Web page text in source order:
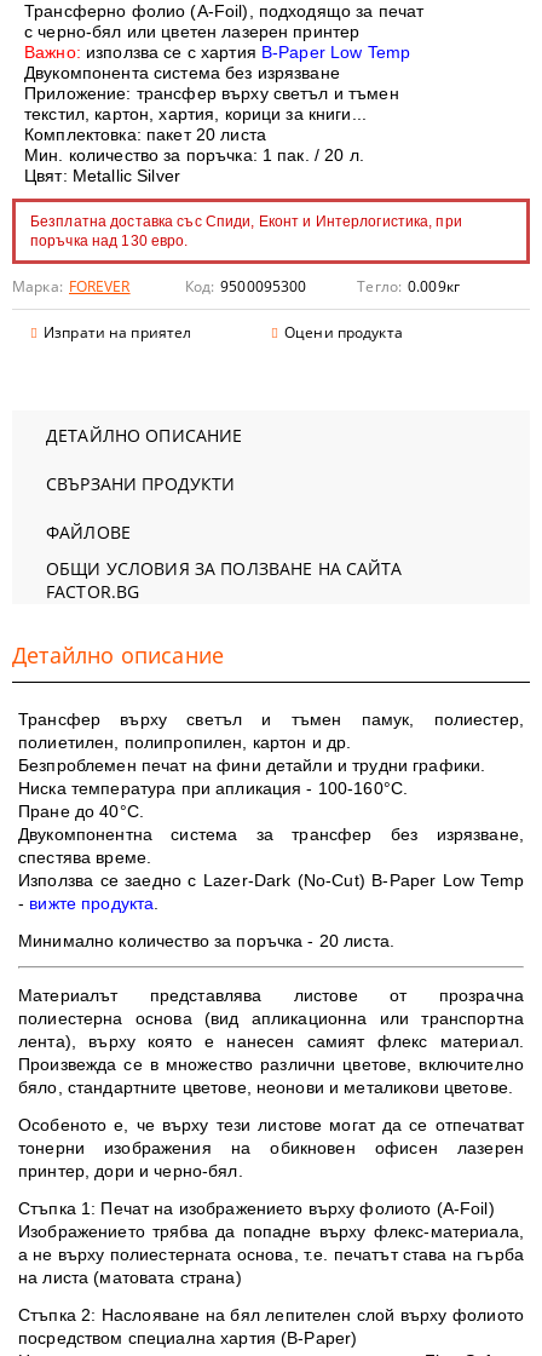
Трансферно фолио (A-Foil), подходящо за печат
с черно-бял или цветен лазерен принтер
Важно: използва се с хартия B-Paper Low Temp
Двукомпонента система без изрязване
Приложение: трансфер върху светъл и тъмен
текстил, картон, хартия, корици за книги...
Комплектовка: пакет 20 листа
Мин. количество за поръчка: 1 пак. / 20 л.
Цвят: Metallic Silver
Безплатна доставка със Спиди, Еконт и Интерлогистика, при
поръчка над 130 евро.
Марка: FOREVER Код: 9500095300 Тегло: 0.009кг
Изпрати на приятел Оцени продукта
ДЕТАЙЛНО ОПИСАНИЕ
СВЪРЗАНИ ПРОДУКТИ
ФАЙЛОВЕ
ОБЩИ УСЛОВИЯ ЗА ПОЛЗВАНЕ НА САЙТА
FACTOR.BG
Детайлно описание
Трансфер върху светъл и тъмен памук, полиестер,
полиетилен, полипропилен, картон и др.
Безпроблемен печат на фини детайли и трудни графики.
Ниска температура при апликация - 100-160°C.
Пране до 40°C.
Двукомпонентна система за трансфер без изрязване,
спестява време.
Използва се заедно с Lazer-Dark (No-Cut) B-Paper Low Temp
- вижте продукта
Минимално количество за поръчка - 20 листа.
Материалът представлява листове от прозрачна
полиестерна основа (вид апликационна или транспортна
лента), върху която е нанесен самият флекс материал.
Произвежда се в множество различни цветове, включително
бяло, стандартните цветове, неонови и металикови цветове.
Особеното е, че върху тези листове могат да се отпечатват
тонерни изображения на обикновен офисен лазерен
принтер, дори и черно-бял.
Стъпка 1: Печат на изображението върху фолиото (A-Foil)
Изображението трябва да попадне върху флекс-материала,
а не върху полиестерната основа, т.е. печатът става на гърба
на листа (матовата страна)
Стъпка 2: Наслояване на бял лепителен слой върху фолиото
посредством специална хартия (B-Paper)